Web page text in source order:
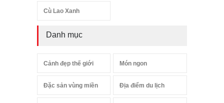
Cù Lao Xanh
Danh mục
Cảnh đẹp thế giới Món ngon
Đặc sản vùng miền Địa điểm du lịch